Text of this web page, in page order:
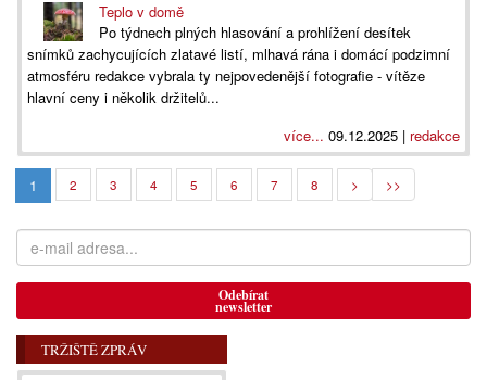
Teplo v domě
Po týdnech plných hlasování a prohlížení desítek
snímků zachycujících zlatavé listí, mlhavá rána i domácí podzimní
atmosféru redakce vybrala ty nejpovedenější fotografie - vítěze
hlavní ceny i několik držitelů...
více... 09.12.2025 | redakce
1 2 3 4 5 6 7 8 > >>
Odebírat
newsletter
TRŽIŠTĚ ZPRÁV